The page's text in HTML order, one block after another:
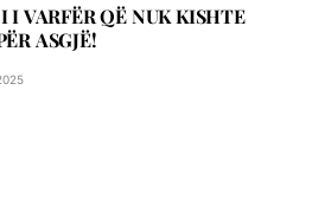
I VARFËR QË NUK KISHTE
ASGJË!